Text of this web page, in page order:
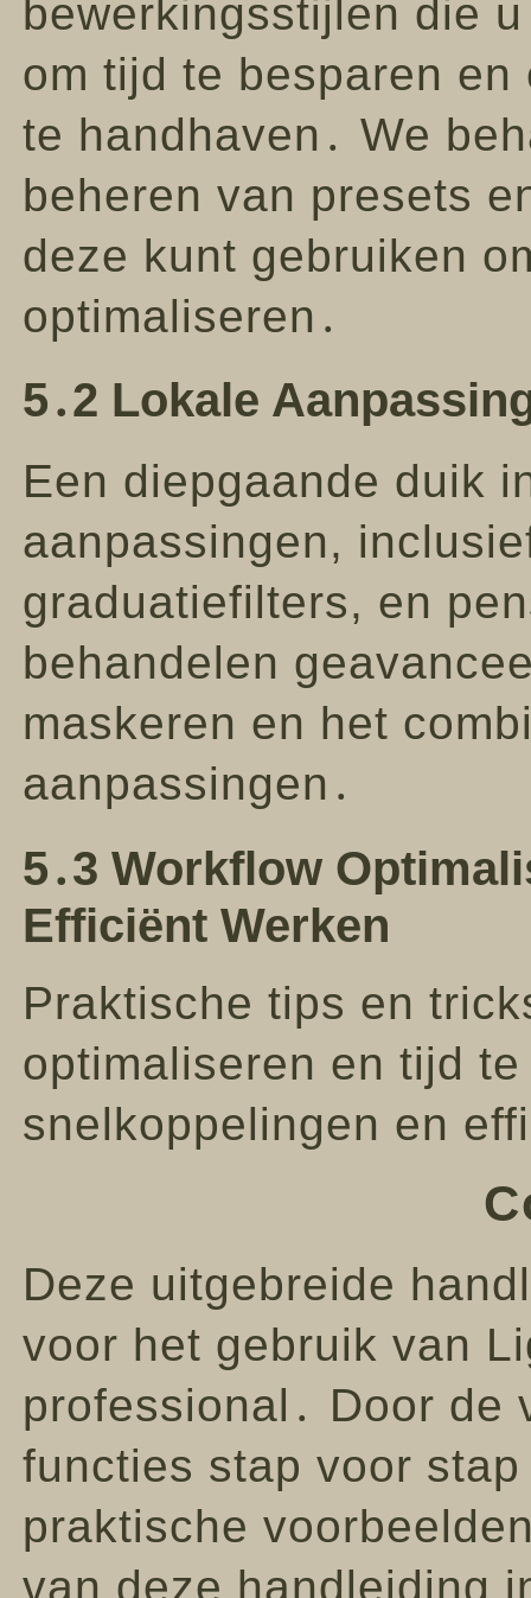
bewerkingsstijlen die
om tijd te besparen
te handhaven․ We
beheren van presets
deze kunt gebruiken
optimaliseren․
5․2 Lokale
Een diepgaande duik
aanpassingen,
graduatiefilters, en
behandelen
maskeren en het
aanpassingen․
5․3 Workflow
Efficiënt Werken
Praktische tips en
optimaliseren en tijd
snelkoppelingen en
Deze uitgebreide
voor het gebruik van
professional․ Door de
functies stap voor
praktische
van deze handleiding